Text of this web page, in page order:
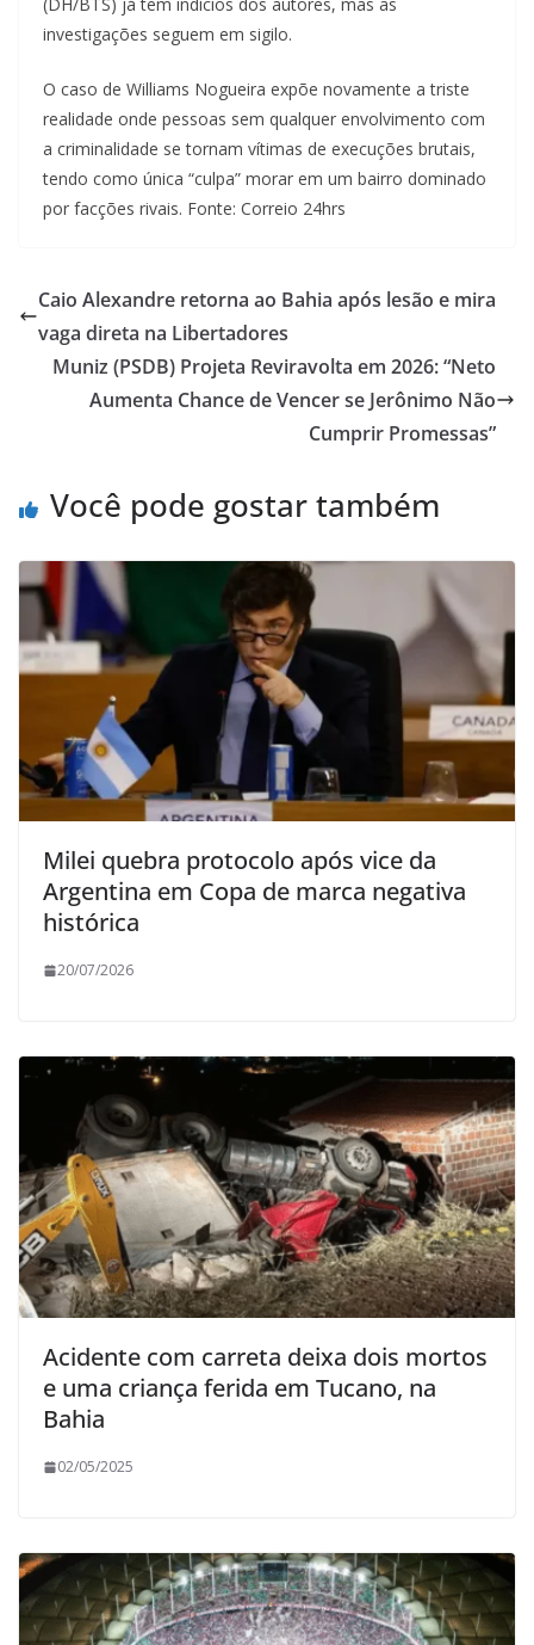
investigações seguem em sigilo.
O caso de Williams Nogueira expõe novamente a triste
realidade onde pessoas sem qualquer envolvimento com
a criminalidade se tornam vítimas de execuções brutais,
tendo como única “culpa” morar em um bairro dominado
por facções rivais. Fonte: Correio 24hrs
Caio Alexandre retorna ao Bahia após lesão e mira
vaga direta na Libertadores
Muniz (PSDB) Projeta Reviravolta em 2026: “Neto
Aumenta Chance de Vencer se Jerônimo Não
Cumprir Promessas”
Você pode gostar também
Milei quebra protocolo após vice da
Argentina em Copa de marca negativa
histórica
20/07/2026
Acidente com carreta deixa dois mortos
e uma criança ferida em Tucano, na
Bahia
02/05/2025